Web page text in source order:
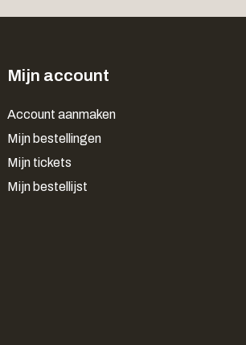
Mijn account
Account aanmaken
Mijn bestellingen
Mijn tickets
Mijn bestellijst